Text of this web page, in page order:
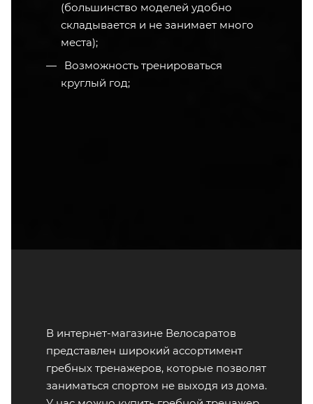
(большинство моделей удобно
складывается и не занимает много
места);
Возможность тренироваться
круглый год;
В интернет-магазине Велосаратов
представлен широкий ассортимент
гребных тренажеров, которые позволят
заниматься спортом не выходя из дома.